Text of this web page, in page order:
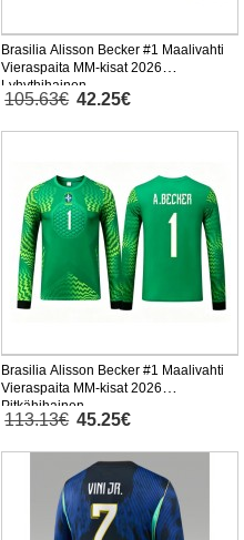
Brasilia Alisson Becker #1 Maalivahti
Vieraspaita MM-kisat 2026
Lyhythihainen
105.63€ 42.25€
Brasilia Alisson Becker #1 Maalivahti
Vieraspaita MM-kisat 2026
Pitkähihainen
113.13€ 45.25€